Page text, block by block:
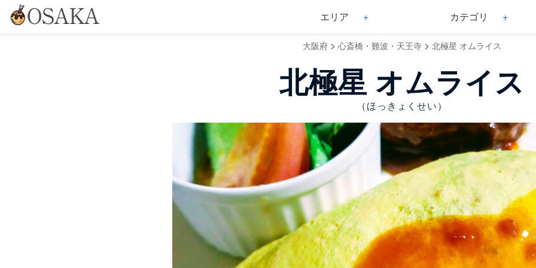
エリア カテゴリ
大阪府 > 心斎橋・難波・天王寺 > 北極星 オムライス
北極星 オムライス
（ほっきょくせい）